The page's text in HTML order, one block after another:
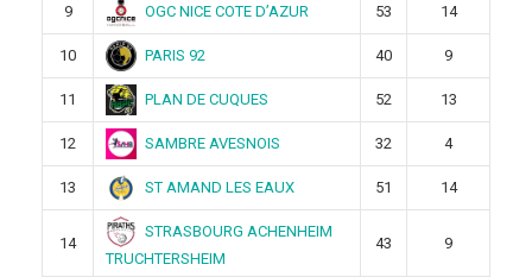
9 OGC NICE COTE D’AZUR 53 14
10 PARIS 92 40 9
11 PLAN DE CUQUES 52 13
12 SAMBRE AVESNOIS 32 4
13 ST AMAND LES EAUX 51 14
14
STRASBOURG ACHENHEIM
TRUCHTERSHEIM
43 9